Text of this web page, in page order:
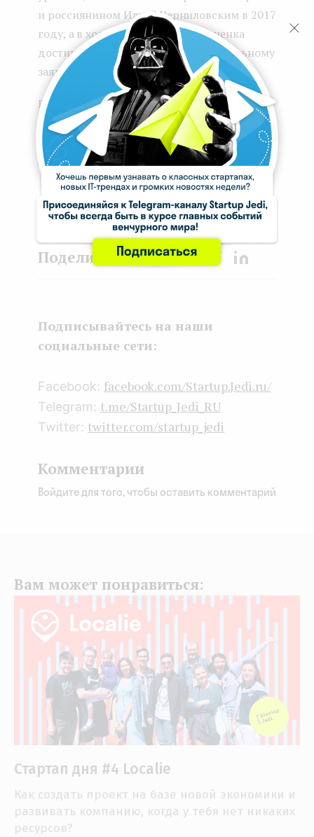
и россиянином Ильей Черниловским в 2017
году, а в ходе этого раунда его оценка
достигла $100-150 млн по неофициальному
заявлению источников.
Продуктивной недели!
Ryzhuk Anastasia
k
Подписывайтесь на наши
социальные сети:
Facebook: facebook.com/Startup.Jedi.ru/
Telegram: t.me/Startup_Jedi_RU
Twitter: twitter.com/startup_jedi
Комментарии
Войдите для того, чтобы оставить комментарий
Вам может понравиться:
Стартап дня #4 Localie
Как создать проект на базе новой экономики и
развивать компанию, когда у тебя нет никаких
ресурсов?